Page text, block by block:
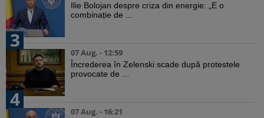
Ilie Bolojan despre criza din energie: „E o
combinație de ...
3
07 Aug. - 12:59
Încrederea în Zelenski scade după protestele
provocate de ...
4
07 Aug. - 16:21